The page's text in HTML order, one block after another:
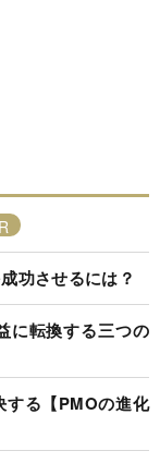
功させるには？
に転換する三つの
する【PMOの進化